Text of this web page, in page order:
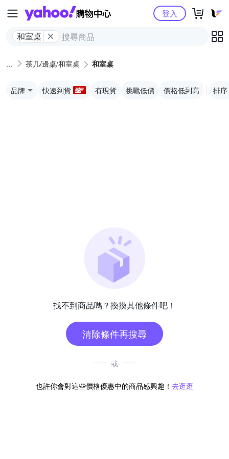
Yahoo購物中心
和室桌
登入
茶几/邊桌/和室桌 和室桌
品牌 快速到貨 有現貨 挑戰低價 價格低到高 排序
找不到商品嗎？換換其他條件吧！
清除條件再搜尋
或
也許你會對這些價格優惠中的商品感興趣！ 去逛逛